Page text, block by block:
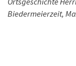
Biedermeierzeit,